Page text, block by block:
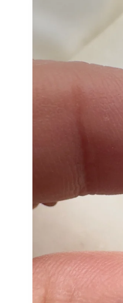
información
del producto